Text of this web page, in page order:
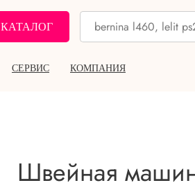
КАТАЛОГ
СЕРВИС КОМПАНИЯ
Швейная